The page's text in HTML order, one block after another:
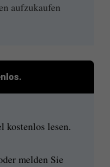
aufzukaufen
kostenlos lesen.
melden Sie